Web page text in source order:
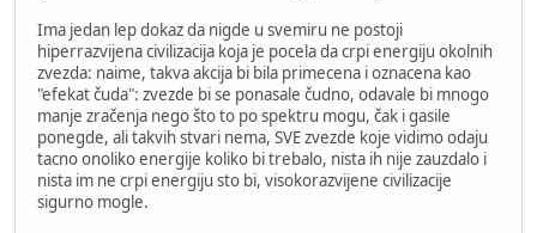
Ima jedan lep dokaz da nigde u svemiru ne postoji
hiperrazvijena civilizacija koja je pocela da crpi energiju okolnih
zvezda: naime, takva akcija bi bila primecena i oznacena kao
"efekat čuda": zvezde bi se ponasale čudno, odavale bi mnogo
manje zračenja nego što to po spektru mogu, čak i gasile
ponegde, ali takvih stvari nema, SVE zvezde koje vidimo odaju
tacno onoliko energije koliko bi trebalo, nista ih nije zauzdalo i
nista im ne crpi energiju sto bi, visokorazvijene civilizacije
sigurno mogle.